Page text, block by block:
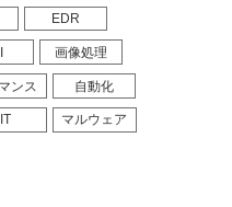
EDR
画像処理
ンス 自動化
IT マルウェア